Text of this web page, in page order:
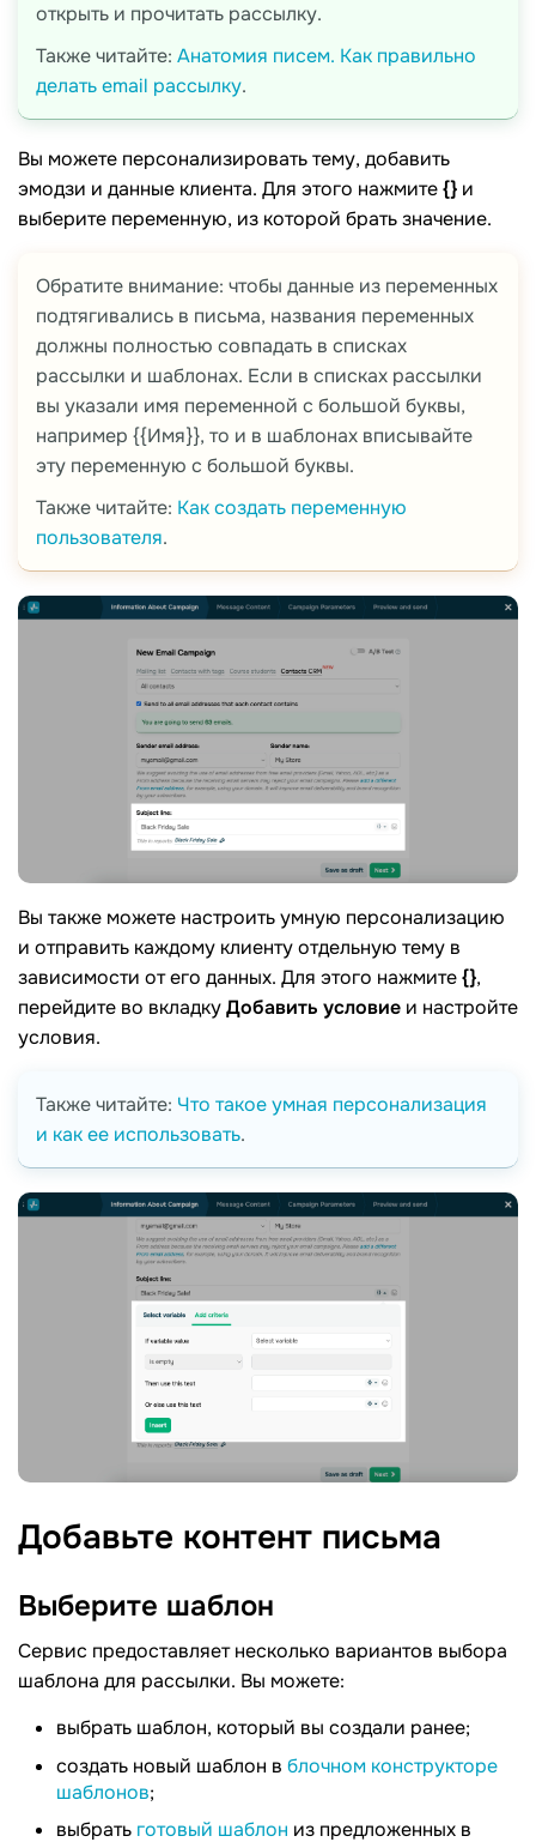
открыть и прочитать рассылку.
Также читайте: Анатомия писем. Как правильно
делать email рассылку.
Вы можете персонализировать тему, добавить
эмодзи и данные клиента. Для этого нажмите{} и
выберите переменную, из которой брать значение.
Обратите внимание: чтобы данные из переменных
подтягивались в письма, названия переменных
должны полностью совпадать в списках
рассылки и шаблонах. Если в списках рассылки
вы указали имя переменной с большой буквы,
например {{Имя}}, то и в шаблонах вписывайте
эту переменную с большой буквы.
Также читайте: Как создать переменную
пользователя.
Вы также можете настроить умную персонализацию
и отправить каждому клиенту отдельную тему в
зависимости от его данных. Для этого нажмите{},
перейдите во вкладкуДобавить условие и настройте
условия.
Также читайте: Что такое умная персонализация
и как ее использовать.
Добавьте контент письма
Выберите шаблон
Сервис предоставляет несколько вариантов выбора
шаблона для рассылки. Вы можете:
выбрать шаблон, который вы создали ранее;
создать новый шаблон в блочном конструкторе
шаблонов;
выбрать готовый шаблон из предложенных в